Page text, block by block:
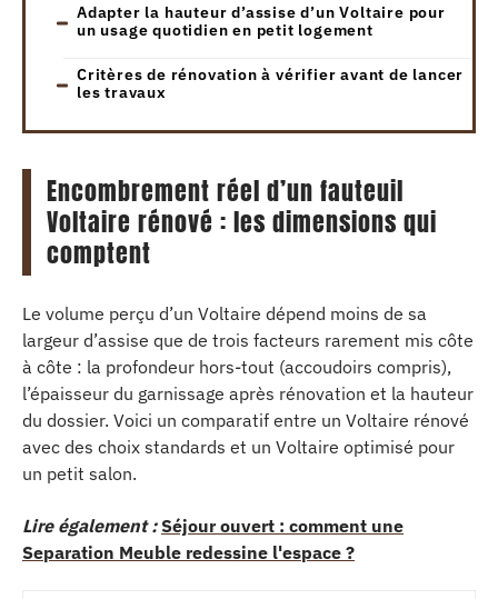
Adapter la hauteur d’assise d’un Voltaire pour
un usage quotidien en petit logement
Critères de rénovation à vérifier avant de lancer
les travaux
Encombrement réel d’un fauteuil
Voltaire rénové : les dimensions qui
comptent
Le volume perçu d’un Voltaire dépend moins de sa
largeur d’assise que de trois facteurs rarement mis côte
à côte : la profondeur hors-tout (accoudoirs compris),
l’épaisseur du garnissage après rénovation et la hauteur
du dossier. Voici un comparatif entre un Voltaire rénové
avec des choix standards et un Voltaire optimisé pour
un petit salon.
Lire également : Séjour ouvert : comment une
Separation Meuble redessine l'espace ?